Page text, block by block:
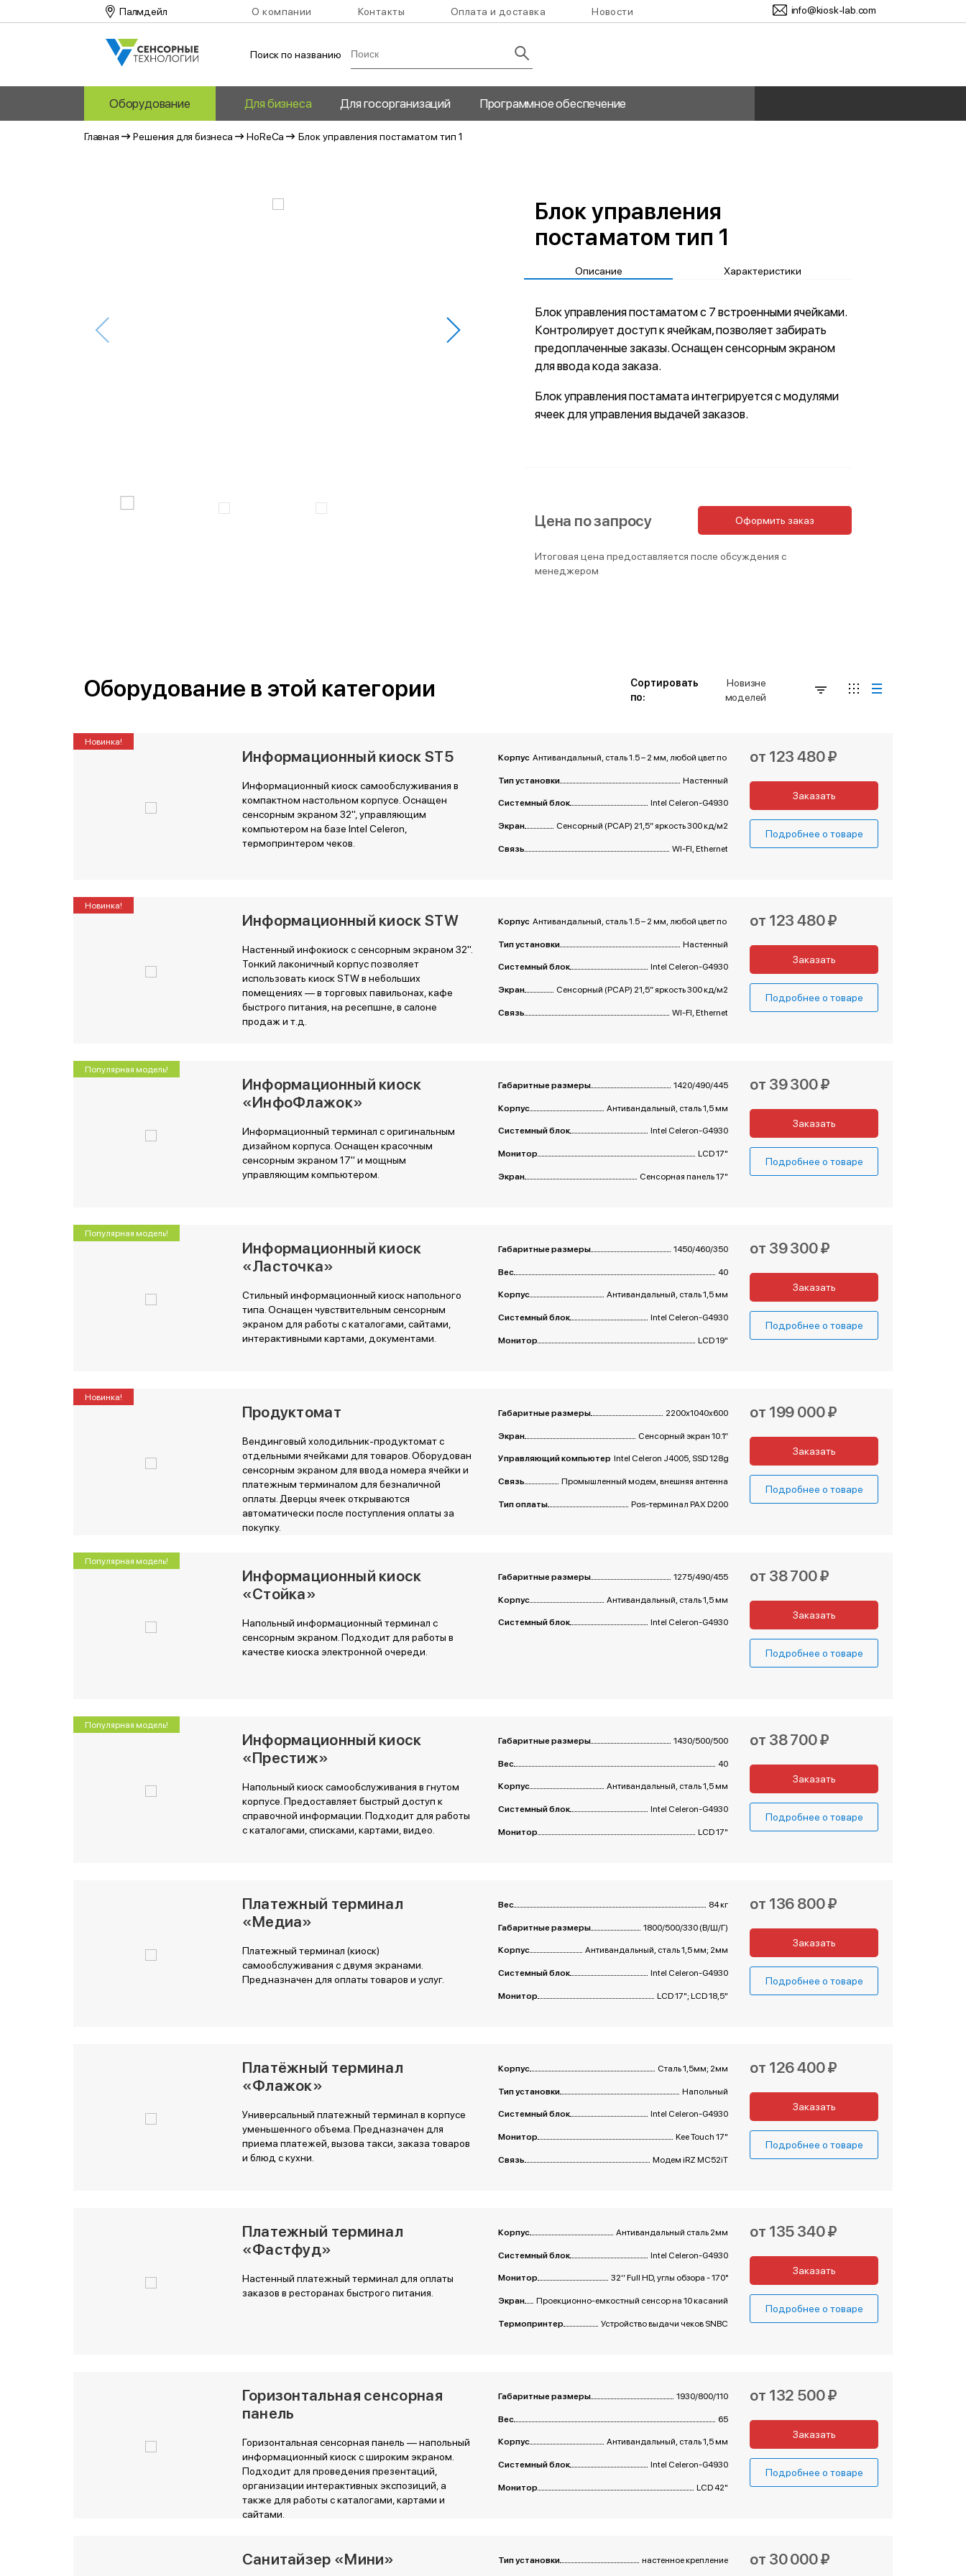
Палмдейл О компании Контакты Оплата и доставка Новости info@kiosk-lab.com
Поиск по названию
Оборудование Для бизнеса Для госорганизаций Программное обеспечение
Главная Решения для бизнеса HoReCa Блок управления постаматом тип 1
Блок управления
постаматом тип 1
Описание Характеристики
Блок управления постаматом с 7 встроенными ячейками.
Контролирует доступ к ячейкам, позволяет забирать
предоплаченные заказы. Оснащен сенсорным экраном
для ввода кода заказа.
Блок управления постамата интегрируется с модулями
ячеек для управления выдачей заказов.
Цена по запросу Оформить заказ
Итоговая цена предоставляется после обсуждения с
менеджером
Оборудование в этой категории
Сортировать
по:
Новизне
моделей
Новинка!
Информационный киоск ST5
Информационный киоск самообслуживания в
компактном настольном корпусе. Оснащен
сенсорным экраном 32", управляющим
компьютером на базе Intel Сeleron,
термопринтером чеков.
Корпус Антивандальный, сталь 1.5 – 2 мм, любой цвет по RAL
Тип установки Настенный
Системный блок Intel Celeron-G4930
Экран Сенсорный (PCAP) 21,5” яркость 300 кд/м2
Связь WI-FI, Ethernet
от 123 480 ₽
Заказать
Подробнее о товаре
Новинка!
Информационный киоск STW
Настенный инфокиоск с сенсорным экраном 32".
Тонкий лаконичный корпус позволяет
использовать киоск STW в небольших
помещениях — в торговых павильонах, кафе
быстрого питания, на ресепшне, в салоне
продаж и т.д.
Корпус Антивандальный, сталь 1.5 – 2 мм, любой цвет по RAL
Тип установки Настенный
Системный блок Intel Celeron-G4930
Экран Сенсорный (PCAP) 21,5” яркость 300 кд/м2
Связь WI-FI, Ethernet
от 123 480 ₽
Заказать
Подробнее о товаре
Популярная модель!
Информационный киоск
«ИнфоФлажок»
Информационный терминал с оригинальным
дизайном корпуса. Оснащен красочным
сенсорным экраном 17" и мощным
управляющим компьютером.
Габаритные размеры 1420/490/445
Корпус Антивандальный, сталь 1,5 мм
Системный блок Intel Celeron-G4930
Монитор LCD 17"
Экран Сенсорная панель 17"
от 39 300 ₽
Заказать
Подробнее о товаре
Популярная модель!
Информационный киоск
«Ласточка»
Стильный информационный киоск напольного
типа. Оснащен чувствительным сенсорным
экраном для работы с каталогами, сайтами,
интерактивными картами, документами.
Габаритные размеры 1450/460/350
Вес 40
Корпус Антивандальный, сталь 1,5 мм
Системный блок Intel Celeron-G4930
Монитор LCD 19"
от 39 300 ₽
Заказать
Подробнее о товаре
Новинка!
Продуктомат
Вендинговый холодильник-продуктомат с
отдельными ячейками для товаров. Оборудован
сенсорным экраном для ввода номера ячейки и
платежным терминалом для безналичной
оплаты. Дверцы ячеек открываются
автоматически после поступления оплаты за
покупку.
Габаритные размеры 2200х1040х600
Экран Сенсорный экран 10.1”
Управляющий компьютер Intel Celeron J4005, SSD 128gb, RAM 4gb
Связь Промышленный модем, внешняя антенна
Тип оплаты Pos-терминал PAX D200
от 199 000 ₽
Заказать
Подробнее о товаре
Популярная модель!
Информационный киоск
«Стойка»
Напольный информационный терминал с
сенсорным экраном. Подходит для работы в
качестве киоска электронной очереди.
Габаритные размеры 1275/490/455
Корпус Антивандальный, сталь 1,5 мм
Системный блок Intel Celeron-G4930
от 38 700 ₽
Заказать
Подробнее о товаре
Популярная модель!
Информационный киоск
«Престиж»
Напольный киоск самообслуживания в гнутом
корпусе. Предоставляет быстрый доступ к
справочной информации. Подходит для работы
с каталогами, списками, картами, видео.
Габаритные размеры 1430/500/500
Вес 40
Корпус Антивандальный, сталь 1,5 мм
Системный блок Intel Celeron-G4930
Монитор LCD 17"
от 38 700 ₽
Заказать
Подробнее о товаре
Платежный терминал
«Медиа»
Платежный терминал (киоск)
самообслуживания с двумя экранами.
Предназначен для оплаты товаров и услуг.
Вес 84 кг
Габаритные размеры 1800/500/330 (В/Ш/Г)
Корпус Антивандальный, сталь 1,5 мм; 2мм
Системный блок Intel Celeron-G4930
Монитор LCD 17"; LCD 18,5"
от 136 800 ₽
Заказать
Подробнее о товаре
Платёжный терминал
«Флажок»
Универсальный платежный терминал в корпусе
уменьшенного объема. Предназначен для
приема платежей, вызова такси, заказа товаров
и блюд с кухни.
Корпус Сталь 1,5мм; 2мм
Тип установки Напольный
Системный блок Intel Celeron-G4930
Монитор Kee Touch 17"
Связь Модем iRZ MC52iT
от 126 400 ₽
Заказать
Подробнее о товаре
Платежный терминал
«Фастфуд»
Настенный платежный терминал для оплаты
заказов в ресторанах быстрого питания.
Корпус Антивандальный сталь 2мм
Системный блок Intel Celeron-G4930
Монитор 32’’ Full HD, углы обзора - 170°
Экран Проекционно-емкостный сенсор на 10 касаний
Термопринтер Устройство выдачи чеков SNBC
от 135 340 ₽
Заказать
Подробнее о товаре
Горизонтальная сенсорная
панель
Горизонтальная сенсорная панель — напольный
информационный киоск с широким экраном.
Подходит для проведения презентаций,
организации интерактивных экспозиций, а
также для работы с каталогами, картами и
сайтами.
Габаритные размеры 1930/800/110
Вес 65
Корпус Антивандальный, сталь 1,5 мм
Системный блок Intel Celeron-G4930
Монитор LCD 42"
от 132 500 ₽
Заказать
Подробнее о товаре
Санитайзер «Мини» Тип установки настенное крепление от 30 000 ₽